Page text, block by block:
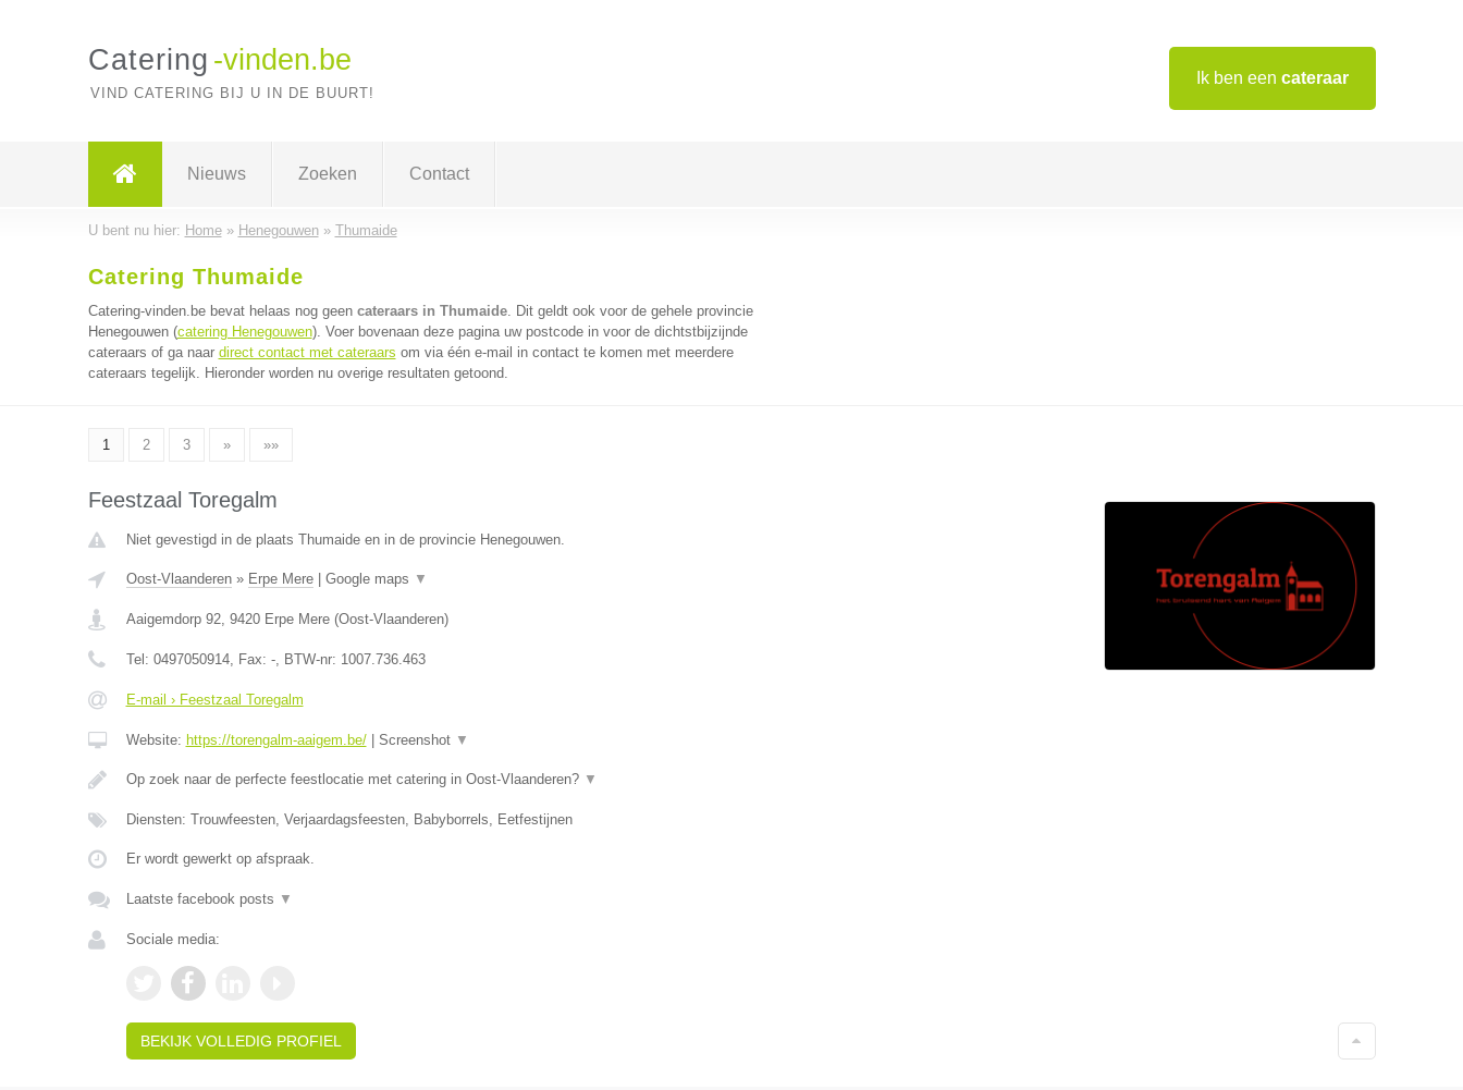
Ik ben een cateraar
Catering -vinden.be
VIND CATERING BIJ U IN DE BUURT!
Nieuws Zoeken Contact
U bent nu hier: Home» Henegouwen» Thumaide
Catering Thumaide
Catering-vinden.be bevat helaas nog geen cateraars in Thumaide. Dit geldt ook voor de gehele provincie
Henegouwen (catering Henegouwen). Voer bovenaan deze pagina uw postcode in voor de dichtstbijzijnde
cateraars of ga naar direct contact met cateraars om via één e-mail in contact te komen met meerdere
cateraars tegelijk. Hieronder worden nu overige resultaten getoond.
1 2 3 » »»
Feestzaal Toregalm
Niet gevestigd in de plaats Thumaide en in de provincie Henegouwen.
Oost-Vlaanderen» Erpe Mere| Google maps ▼
Aaigemdorp 92, 9420 Erpe Mere(Oost-Vlaanderen)
Tel: 0497050914, Fax: -, BTW-nr: 1007.736.463
E-mail › Feestzaal Toregalm
Website: https://torengalm-aaigem.be/| Screenshot ▼
Op zoek naar de perfecte feestlocatie met catering in Oost-Vlaanderen? ▼
Diensten: Trouwfeesten, Verjaardagsfeesten, Babyborrels, Eetfestijnen
Er wordt gewerkt op afspraak.
Laatste facebook posts ▼
Sociale media:
BEKIJK VOLLEDIG PROFIEL